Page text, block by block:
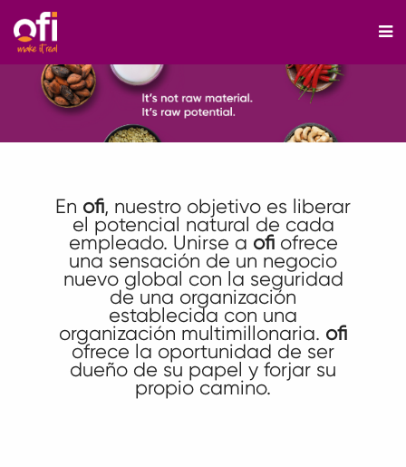
En ofi, nuestro objetivo es liberar
el potencial natural de cada
empleado. Unirse a ofiofrece
una sensación de un negocio
nuevo global con la seguridad
de una organización
establecida con una
organización multimillonaria. ofi
ofrece la oportunidad de ser
dueño de su papel y forjar su
propio camino.